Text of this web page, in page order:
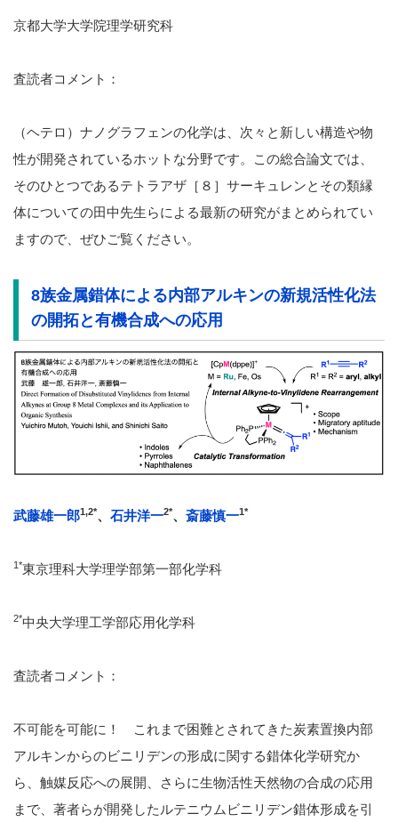
京都大学大学院理学研究科
査読者コメント：
（ヘテロ）ナノグラフェンの化学は、次々と新しい構造や物
性が開発されているホットな分野です。この総合論文では、
そのひとつであるテトラアザ［８］サーキュレンとその類縁
体についての田中先生らによる最新の研究がまとめられてい
ますので、ぜひご覧ください。
8族金属錯体による内部アルキンの新規活性化法
の開拓と有機合成への応用
武藤雄一郎1,2*、 石井洋一2*、斎藤慎一1*
1*東京理科大学理学部第一部化学科
2*中央大学理工学部応用化学科
査読者コメント：
不可能を可能に！ これまで困難とされてきた炭素置換内部
アルキンからのビニリデンの形成に関する錯体化学研究か
ら、触媒反応への展開、さらに生物活性天然物の合成の応用
まで、著者らが開発したルテニウムビニリデン錯体形成を引